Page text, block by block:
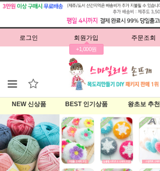
로그인 회원가입
+1,000원
주문조회
NEW 신상품 BEST 인기상품 왕초보 추천